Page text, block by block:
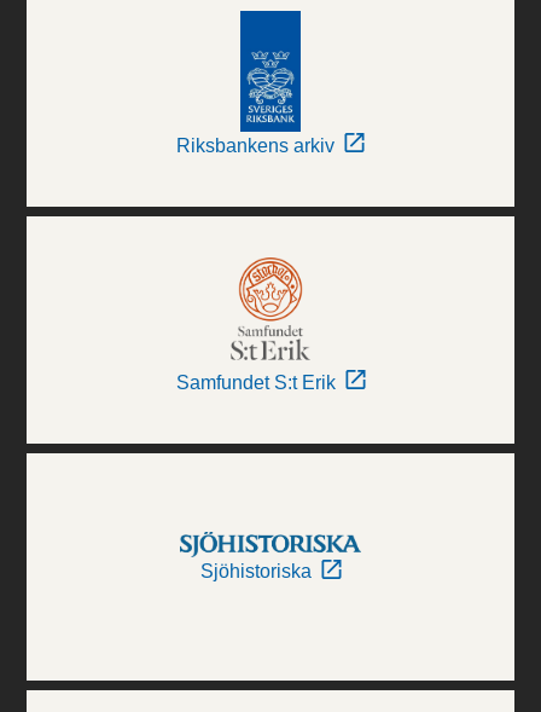
Riksbankens arkiv
Samfundet S:t Erik
Sjöhistoriska